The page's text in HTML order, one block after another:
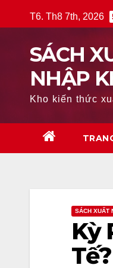
to
T6. Th8 7th, 2026
SÁCH
NHẬP
Kho kiến thức
SÁCH XUẤT
Kỳ